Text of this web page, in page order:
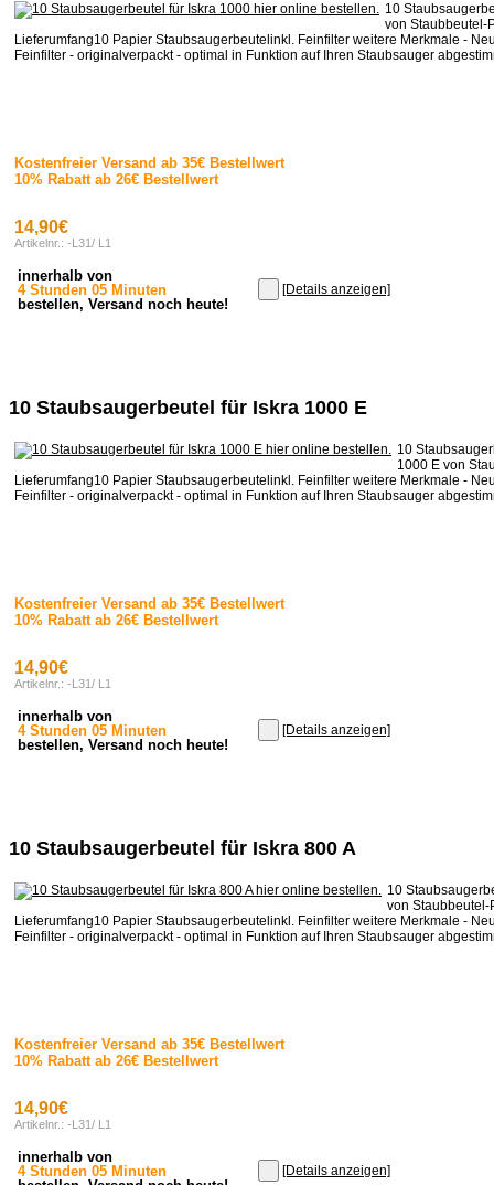
10
von Staubbeutel-
Lieferumfang10 Papier Staubsaugerbeutelinkl. Feinfilter weitere Merkmale -
Feinfilter - originalverpackt - optimal in Funktion auf Ihren Staubsauger
Kostenfreier Versand ab 35€ Bestellwert
10% Rabatt ab 26€ Bestellwert
14,90€
Artikelnr.: -L31/ L1
innerhalb von
4 Stunden 05 Minuten
bestellen, Versand noch heute!
[Details anzeigen]
10 Staubsaugerbeutel für Iskra 1000 E
10
1000 E von
Lieferumfang10 Papier Staubsaugerbeutelinkl. Feinfilter weitere Merkmale -
Feinfilter - originalverpackt - optimal in Funktion auf Ihren Staubsauger
Kostenfreier Versand ab 35€ Bestellwert
10% Rabatt ab 26€ Bestellwert
14,90€
Artikelnr.: -L31/ L1
innerhalb von
4 Stunden 05 Minuten
bestellen, Versand noch heute!
[Details anzeigen]
10 Staubsaugerbeutel für Iskra 800 A
10
von
Lieferumfang10 Papier Staubsaugerbeutelinkl. Feinfilter weitere Merkmale -
Feinfilter - originalverpackt - optimal in Funktion auf Ihren Staubsauger
Kostenfreier Versand ab 35€ Bestellwert
10% Rabatt ab 26€ Bestellwert
14,90€
Artikelnr.: -L31/ L1
innerhalb von
4 Stunden 05 Minuten
[Details anzeigen]